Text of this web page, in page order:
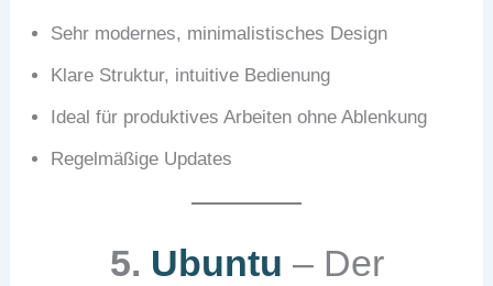
Sehr modernes, minimalistisches Design
Klare Struktur, intuitive Bedienung
Ideal für produktives Arbeiten ohne Ablenkung
Regelmäßige Updates
5. Ubuntu – Der